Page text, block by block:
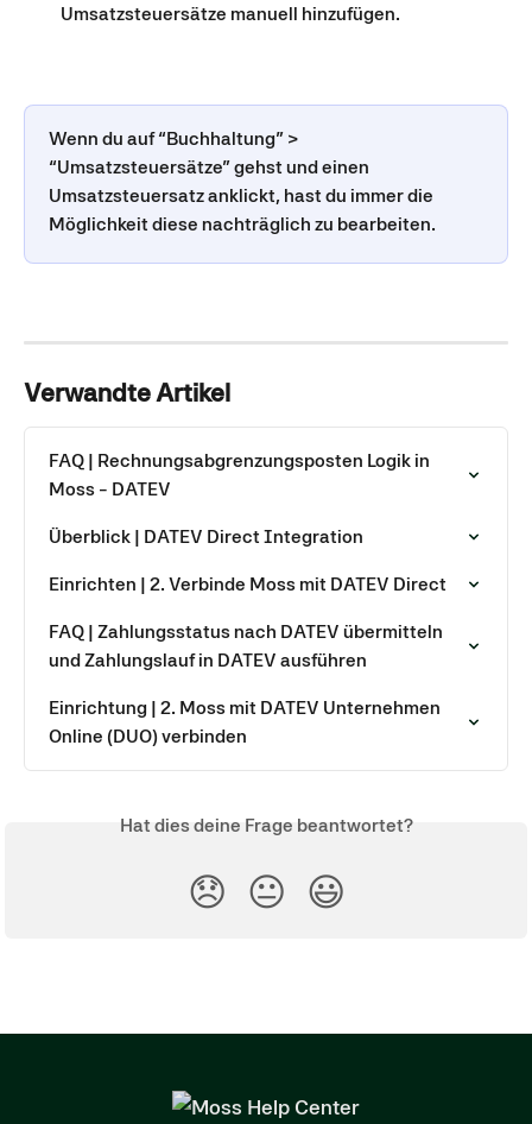
Umsatzsteuersätze manuell hinzufügen.
Wenn du auf “Buchhaltung” >
“Umsatzsteuersätze” gehst und einen
Umsatzsteuersatz anklickt, hast du immer die
Möglichkeit diese nachträglich zu bearbeiten.
Verwandte Artikel
FAQ | Rechnungsabgrenzungsposten Logik in
Moss - DATEV
Überblick | DATEV Direct Integration
Einrichten | 2. Verbinde Moss mit DATEV Direct
FAQ | Zahlungsstatus nach DATEV übermitteln
und Zahlungslauf in DATEV ausführen
Einrichtung | 2. Moss mit DATEV Unternehmen
Online (DUO) verbinden
Hat dies deine Frage beantwortet?
😞 😐 😃